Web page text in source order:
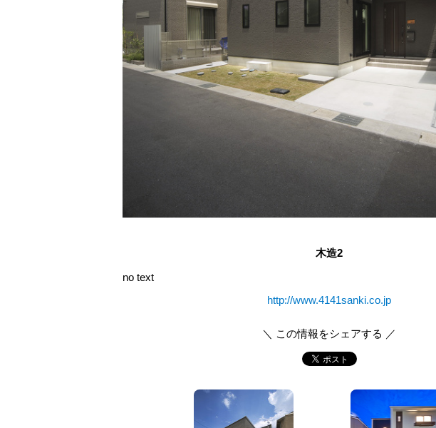
木造2
no text
http://www.4141sanki.co.jp
＼ この情報をシェアする ／